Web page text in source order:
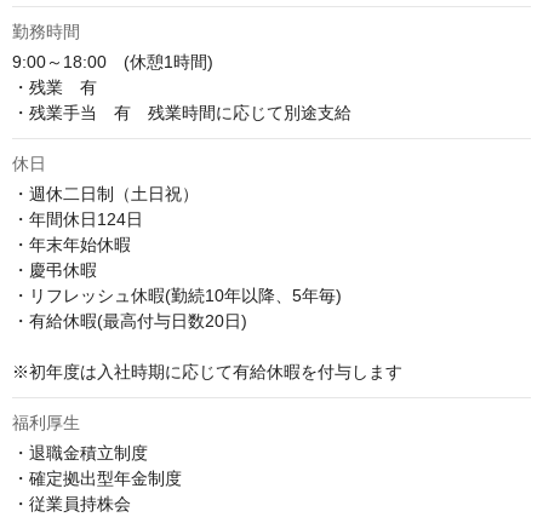
勤務時間
9:00～18:00　(休憩1時間)
・残業　有
・残業手当　有　残業時間に応じて別途支給
休日
・週休二日制（土日祝）
・年間休日124日
・年末年始休暇
・慶弔休暇
・リフレッシュ休暇(勤続10年以降、5年毎)
・有給休暇(最高付与日数20日)
※初年度は入社時期に応じて有給休暇を付与します
福利厚生
・退職金積立制度
・確定拠出型年金制度
・従業員持株会